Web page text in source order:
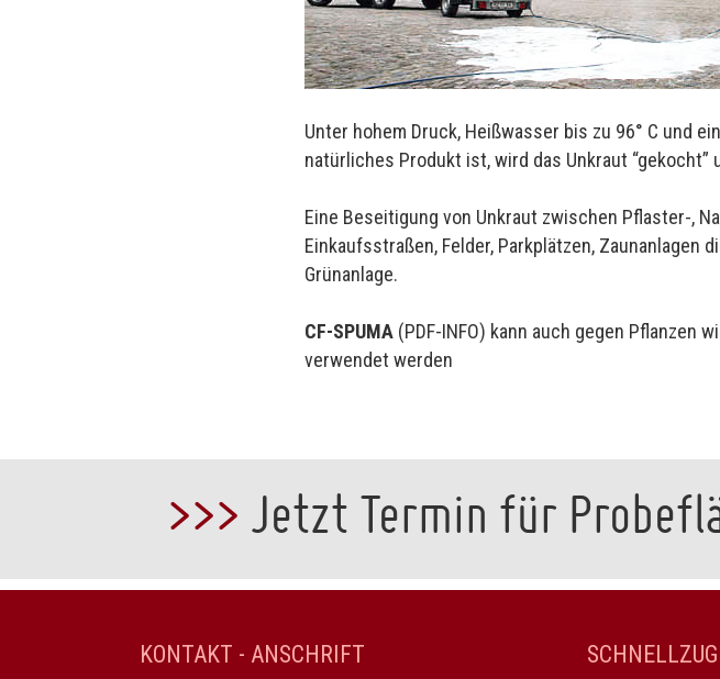
Unter hohem Druck, Heißwasser bis zu 96° C und
natürliches Produkt ist, wird das Unkraut
Eine Beseitigung von Unkraut zwischen Pflaster-,
Einkaufsstraßen, Felder, Parkplätzen,
Grünanlage.
CF-SPUMA (PDF-INFO) kann auch gegen Pflanzen
verwendet werden
>>> Jetzt Termin für
KONTAKT - ANSCHRIFT